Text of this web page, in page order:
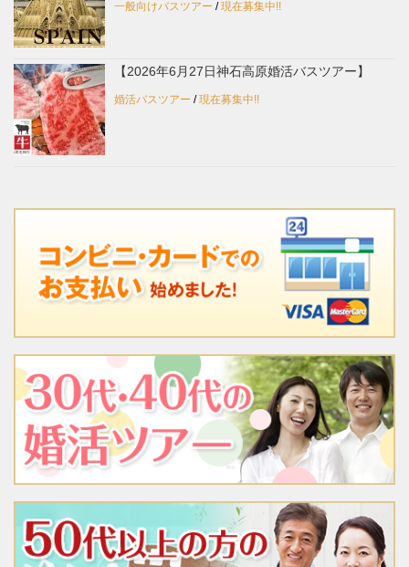
一般向けバスツアー /現在募集中!!
【2026年6月27日神石高原婚活バスツアー】
婚活バスツアー /現在募集中!!